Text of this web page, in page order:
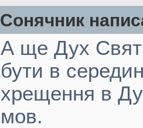
Сонячник
А ще Дух
бути в
хрещення в
мов.